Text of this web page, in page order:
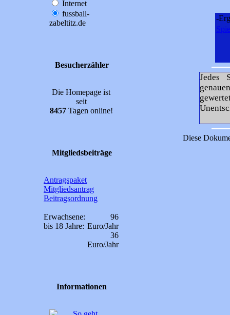
Internet
fussball-
zabeltitz.de
Besucherzähler
Die Homepage ist
seit
8457Tagen online!
Mitgliedsbeiträge
Antragspaket
Mitgliedsantrag
Beitragsordnung
Erwachsene:
bis 18 Jahre:
96
Euro/Jahr
36
Euro/Jahr
Informationen
-
Jedes
Diese